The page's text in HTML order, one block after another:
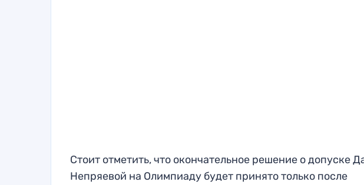
Стоит отметить, что окончательное решение о допуске
Непряевой на Олимпиаду будет принято только после